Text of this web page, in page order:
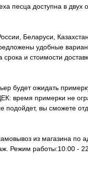
песца доступна в двух
Беларуси,
удобные
и стоимости
будет ожидать
время примерки не
подойдет, вы сможете
из магазина по
Режим работы:10:00 -